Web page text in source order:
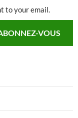
to your email.
VOUS